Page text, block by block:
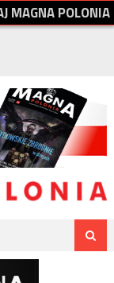
JMAGNAPOLONIA